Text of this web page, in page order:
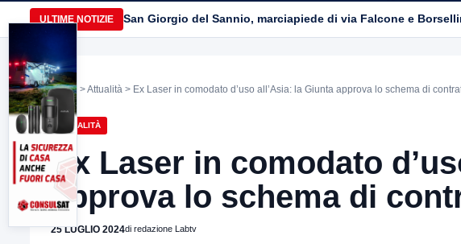
ULTIME NOTIZIE San Giorgio del Sannio, marciapiede di via Falcone e
Home >Attualità > Ex Laser in comodato d’uso all’Asia: la Giunta approva lo schema di
ATTUALITÀ
Ex Laser in comodato
approva lo schema di
25 LUGLIO 2024di redazione Labtv